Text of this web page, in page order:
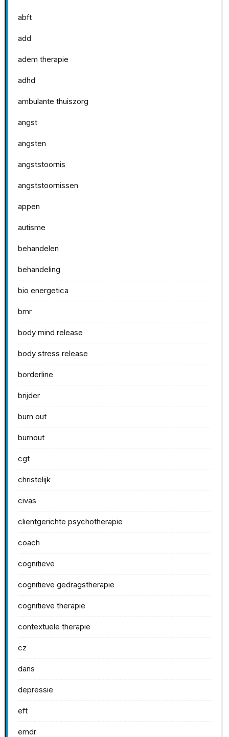
abft
add
adem therapie
adhd
ambulante thuiszorg
angst
angsten
angststoornis
angststoornissen
appen
autisme
behandelen
behandeling
bio energetica
bmr
body mind release
body stress release
borderline
brijder
burn out
burnout
cgt
christelijk
civas
clientgerichte psychotherapie
coach
cognitieve
cognitieve gedragstherapie
cognitieve therapie
contextuele therapie
cz
dans
depressie
eft
emdr